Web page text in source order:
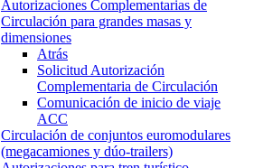
Autorizaciones Complementarias de
Circulación para grandes masas y
dimensiones
Atrás
Solicitud Autorización
Complementaria de Circulación
Comunicación de inicio de viaje
ACC
Circulación de conjuntos euromodulares
(megacamiones y dúo-trailers)